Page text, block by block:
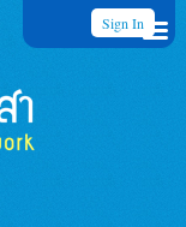
Sign In